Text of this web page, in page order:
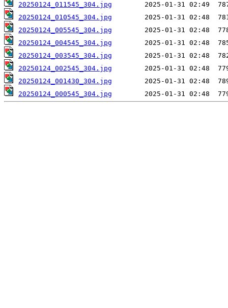
20250124_011545_304.jpg
20250124_010545_304.jpg
20250124_005545_304.jpg
20250124_004545_304.jpg
20250124_003545_304.jpg
20250124_002545_304.jpg
20250124_001430_304.jpg
20250124_000545_304.jpg